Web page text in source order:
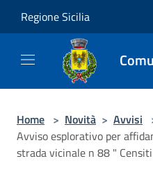
Regione Sicilia
Home > Novità > Avvisi
Avviso esplorativo per
strada vicinale n 88 "